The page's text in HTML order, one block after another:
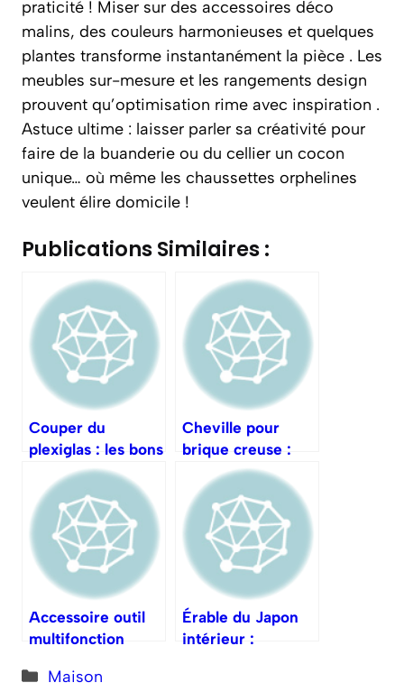
praticité ! Miser sur des accessoires déco
malins, des couleurs harmonieuses et quelques
plantes transforme instantanément la pièce . Les
meubles sur-mesure et les rangements design
prouvent qu’optimisation rime avec inspiration .
Astuce ultime : laisser parler sa créativité pour
faire de la buanderie ou du cellier un cocon
unique… où même les chaussettes orphelines
veulent élire domicile !
Publications Similaires :
Couper du
plexiglas : les bons
outils et gestes
Cheville pour
brique creuse :
quelle solution
adopter ?
Accessoire outil
multifonction
indispensables
Érable du Japon
intérieur :
Catégories
Maison